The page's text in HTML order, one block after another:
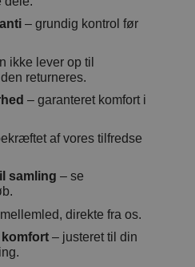
– grundig kontrol før
ikke lever op til
returneres.
– garanteret komfort i
af vores tilfredse
samling – se
direkte fra os.
– justeret til din